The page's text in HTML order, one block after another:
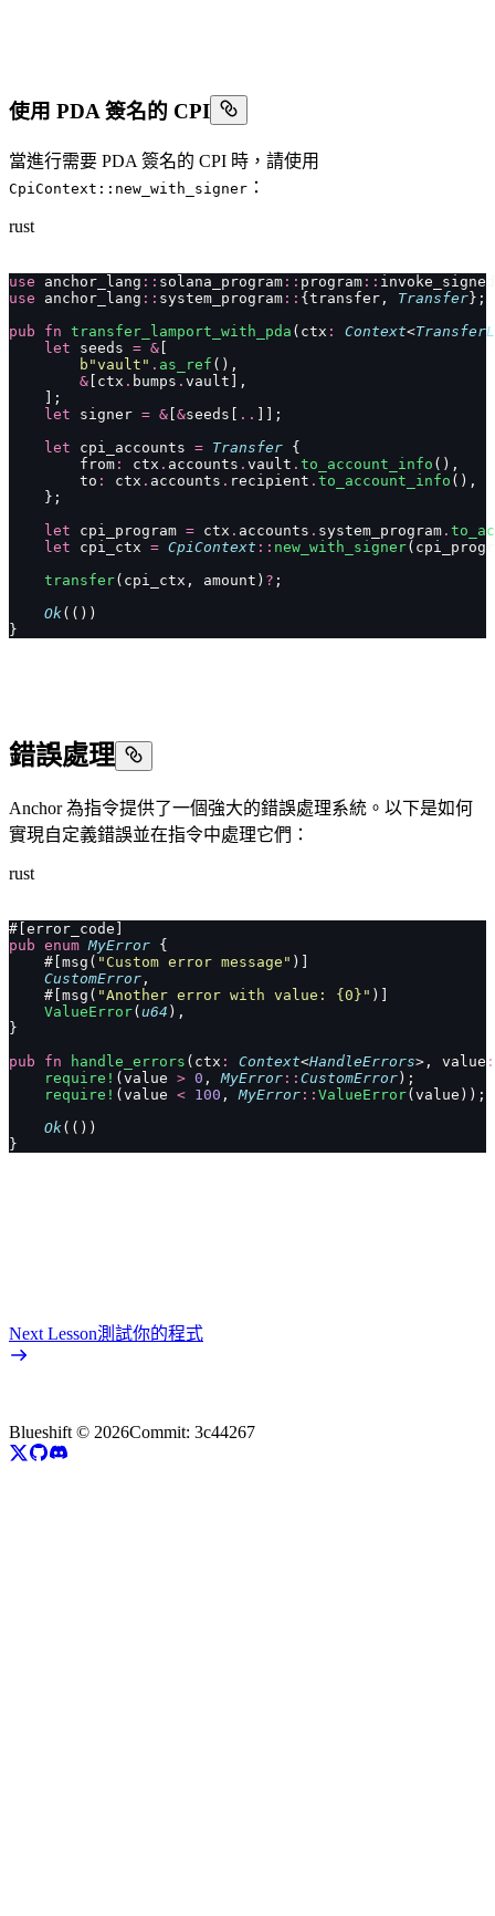
使用 PDA 簽名的 CPI
當進行需要 PDA 簽名的 CPI 時，請使用
CpiContext::new_with_signer ：
rust
use anchor_lang :: solana_program :: program ::
use anchor_lang :: system_program :: {transfer, Transfer};
pub fn transfer_lamport_with_pda (ctx : Context<
    let
seeds = & [
        b"vault"
. as_ref (),
        &
[ctx . bumps . vault],
    ];
    let
signer = & [&seeds[ .. ]];
    let
cpi_accounts = Transfer {
        from
: ctx . accounts . vault . to_account_info (),
        to
: ctx . accounts . recipient . to_account_info (),
    };
    let
cpi_program = ctx . accounts . system_program .
    let
cpi_ctx = CpiContext :: new_with_signer
    transfer
(cpi_ctx, amount) ? ;
    Ok
(())
}
錯誤處理
Anchor 為指令提供了一個強大的錯誤處理系統。以下是如何
實現自定義錯誤並在指令中處理它們：
rust
#[error_code]
pub enum MyError {
    #[msg(
"Custom error message" )]
    CustomError
,
    #[msg(
"Another error with value: {0}" )]
    ValueError
( u64 ),
}
pub fn handle_errors (ctx : Context<HandleErrors>, value :
    require!
(value > 0 , MyError :: CustomError );
    require!
(value < 100 , MyError :: ValueError(value));
    Ok
(())
}
Next Lesson測試你的程式
Blueshift © 2026Commit: 3c44267